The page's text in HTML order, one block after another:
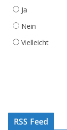
Ja
Nein
Vielleicht
RSS Feed